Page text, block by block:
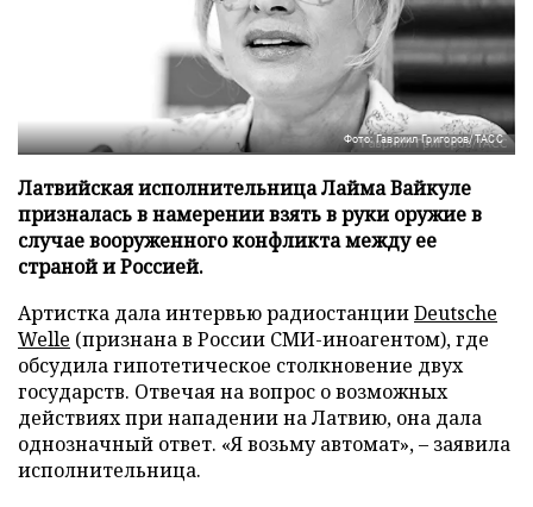
Фото: Гавриил Григоров/ТАСС
Латвийская исполнительница Лайма Вайкуле
призналась в намерении взять в руки оружие в
случае вооруженного конфликта между ее
страной и Россией.
Артистка дала интервью радиостанцииDeutsche
Welle (признана в России СМИ-иноагентом), где
обсудила гипотетическое столкновение двух
государств. Отвечая на вопрос о возможных
действиях при нападении на Латвию, она дала
однозначный ответ. «Я возьму автомат», – заявила
исполнительница.